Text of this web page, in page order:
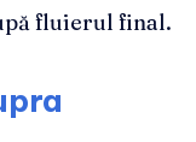
fluierul final.